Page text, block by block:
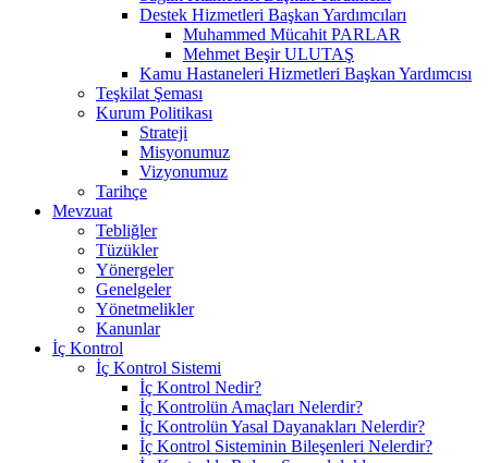
Destek Hizmetleri Başkan Yardımcıları
Muhammed Mücahit PARLAR
Mehmet Beşir ULUTAŞ
Kamu Hastaneleri Hizmetleri Başkan Yardımcısı
Teşkilat Şeması
Kurum Politikası
Strateji
Misyonumuz
Vizyonumuz
Tarihçe
Mevzuat
Tebliğler
Tüzükler
Yönergeler
Genelgeler
Yönetmelikler
Kanunlar
İç Kontrol
İç Kontrol Sistemi
İç Kontrol Nedir?
İç Kontrolün Amaçları Nelerdir?
İç Kontrolün Yasal Dayanakları Nelerdir?
İç Kontrol Sisteminin Bileşenleri Nelerdir?